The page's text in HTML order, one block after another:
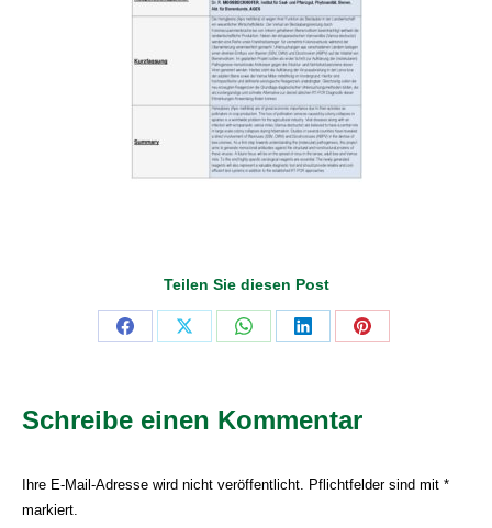
Teilen Sie diesen Post
Share
Facebook
Share
Share
Share
LinkedIn
Share
Schreibe einen Kommentar
Ihre E-Mail-Adresse wird nicht veröffentlicht. Pflichtfelder sind mit *
markiert.